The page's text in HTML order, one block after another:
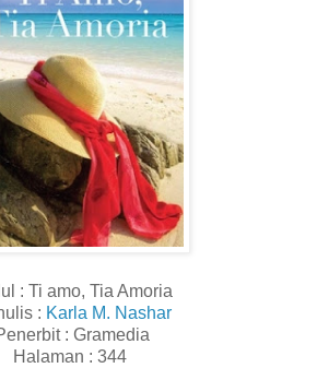
: Ti amo, Tia Amoria
: Karla M. Nashar
: Gramedia
Halaman : 344